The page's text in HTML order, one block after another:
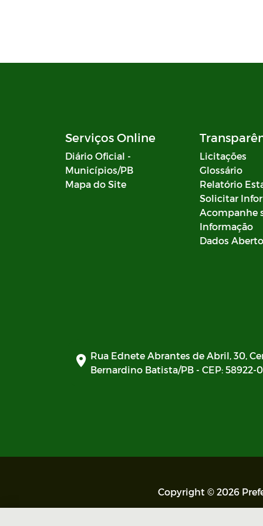
Diagnóstico elaborado - SIAFIC
Aldir Blanc 14.017/2020
Lei Aldir Blanc
Eleição Conselho Tutelar 2023
PRÊMIO PAULO FREIRE
Serviços Online
Diário Oficial -
Municípios/PB
Mapa do Site
Licitações
Glossário
Relatório
Solicitar
Acompanhe
Informação
Dados
Rua Ednete Abrantes de Abril, 30,
Bernardino Batista/PB - CEP: 58922-
Copyright © 2026